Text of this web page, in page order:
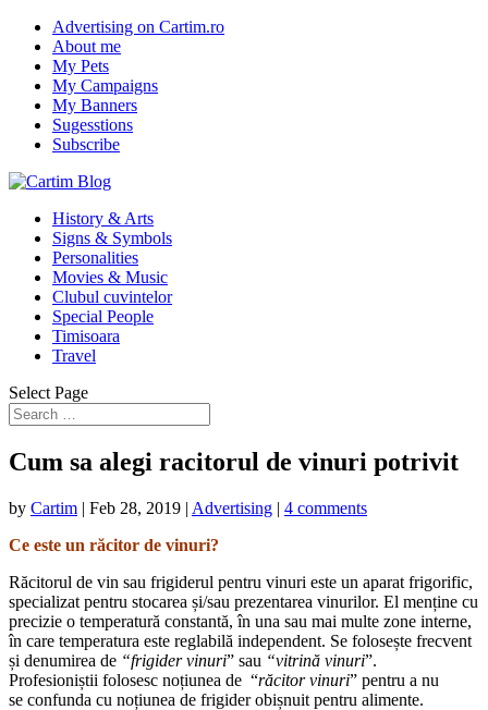
Advertising on Cartim.ro
About me
My Pets
My Campaigns
My Banners
Sugesstions
Subscribe
History & Arts
Signs & Symbols
Personalities
Movies & Music
Clubul cuvintelor
Special People
Timisoara
Travel
Select Page
Cum sa alegi racitorul de vinuri potrivit
by Cartim | Feb 28, 2019 | Advertising | 4 comments
Ce este un răcitor de vinuri?
Răcitorul de vin sau frigiderul pentru vinuri este un aparat frigorific,
specializat pentru stocarea și/sau prezentarea vinurilor. El menține cu
precizie o temperatură constantă, în una sau mai multe zone interne,
în care temperatura este reglabilă independent. Se folosește frecvent
și denumirea de “frigider vinuri” sau “vitrină vinuri”.
Profesioniștii folosesc noțiunea de “răcitor vinuri” pentru a nu
se confunda cu noțiunea de frigider obișnuit pentru alimente.